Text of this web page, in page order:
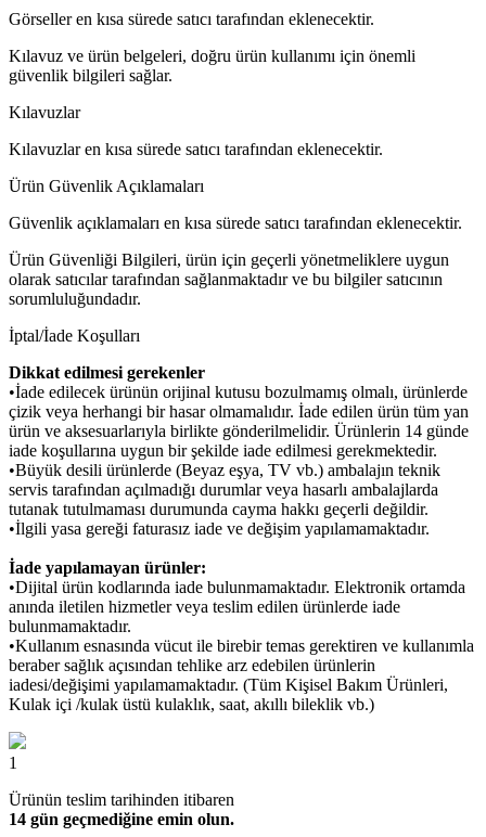
Görseller en kısa sürede satıcı tarafından eklenecektir.
Kılavuz ve ürün belgeleri, doğru ürün kullanımı için önemli
güvenlik bilgileri sağlar.
Kılavuzlar
Kılavuzlar en kısa sürede satıcı tarafından eklenecektir.
Ürün Güvenlik Açıklamaları
Güvenlik açıklamaları en kısa sürede satıcı tarafından eklenecektir.
Ürün Güvenliği Bilgileri, ürün için geçerli yönetmeliklere uygun
olarak satıcılar tarafından sağlanmaktadır ve bu bilgiler satıcının
sorumluluğundadır.
İptal/İade Koşulları
Dikkat edilmesi gerekenler
•İade edilecek ürünün orijinal kutusu bozulmamış olmalı, ürünlerde
çizik veya herhangi bir hasar olmamalıdır. İade edilen ürün tüm yan
ürün ve aksesuarlarıyla birlikte gönderilmelidir. Ürünlerin 14 günde
iade koşullarına uygun bir şekilde iade edilmesi gerekmektedir.
•Büyük desili ürünlerde (Beyaz eşya, TV vb.) ambalajın teknik
servis tarafından açılmadığı durumlar veya hasarlı ambalajlarda
tutanak tutulmaması durumunda cayma hakkı geçerli değildir.
•İlgili yasa gereği faturasız iade ve değişim yapılamamaktadır.
İade yapılamayan ürünler:
•Dijital ürün kodlarında iade bulunmamaktadır. Elektronik ortamda
anında iletilen hizmetler veya teslim edilen ürünlerde iade
bulunmamaktadır.
•Kullanım esnasında vücut ile birebir temas gerektiren ve kullanımla
beraber sağlık açısından tehlike arz edebilen ürünlerin
iadesi/değişimi yapılamamaktadır. (Tüm Kişisel Bakım Ürünleri,
Kulak içi /kulak üstü kulaklık, saat, akıllı bileklik vb.)
1
Ürünün teslim tarihinden itibaren
14 gün geçmediğine emin olun.